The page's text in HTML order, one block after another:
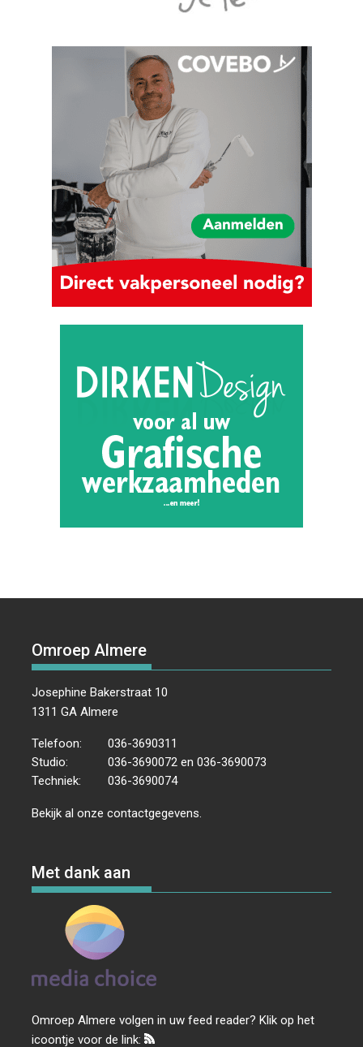
Omroep Almere
Josephine Bakerstraat 10
1311 GA Almere
Telefoon:
036-3690311
Studio:
036-3690072 en 036-3690073
Techniek:
036-3690074
Bekijk al onzecontactgegevens
Met dank aan
Omroep Almere volgen in uw feed reader? Klik op het
icoontje voor de link: